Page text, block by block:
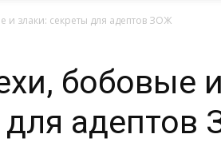
и злаки: секреты для адептов ЗОЖ
бобовые и
для адептов